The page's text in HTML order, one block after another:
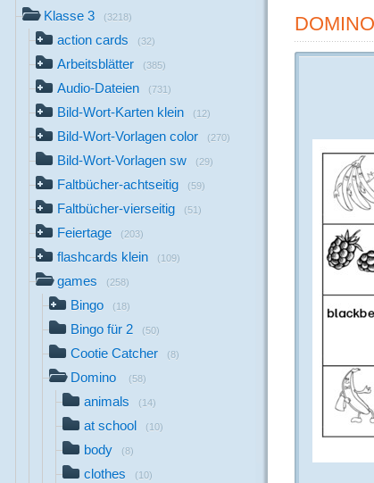
Klasse 3 (3218)
action cards (32)
Arbeitsblätter (385)
Audio-Dateien (731)
Bild-Wort-Karten klein (12)
Bild-Wort-Vorlagen color (270)
Bild-Wort-Vorlagen sw (29)
Faltbücher-achtseitig (59)
Faltbücher-vierseitig (51)
Feiertage (203)
flashcards klein (109)
games (258)
Bingo (18)
Bingo für 2 (50)
Cootie Catcher (8)
Domino (58)
animals (14)
at school (10)
body (8)
clothes (10)